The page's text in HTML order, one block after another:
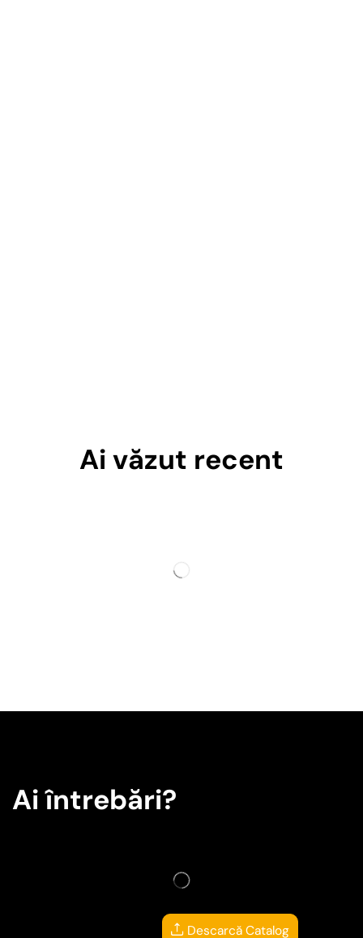
Ai văzut recent
Ai întrebări?
Descarcă Catalog